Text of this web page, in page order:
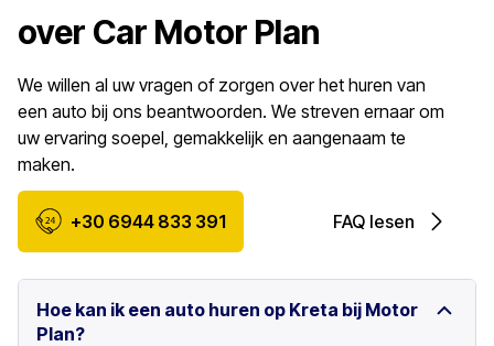
over Car Motor Plan
We willen al uw vragen of zorgen over het huren van
een auto bij ons beantwoorden. We streven ernaar om
uw ervaring soepel, gemakkelijk en aangenaam te
maken.
+30 6944 833 391 FAQ lesen
Hoe kan ik een auto huren op Kreta bij Motor
Plan?